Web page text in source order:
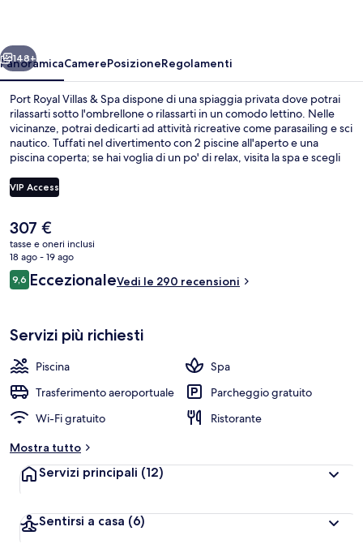
Avanti
148+
PanoramicaCamerePosizioneRegolamenti
Port Royal Villas & Spa dispone di una spiaggia privata dove potrai
rilassarti sotto l'ombrellone o rilassarti in un comodo lettino. Nelle
vicinanze, potrai dedicarti ad attività ricreative come parasailing e sci
nautico. Tuffati nel divertimento con 2 piscine all'aperto e una
piscina coperta; se hai voglia di un po' di relax, visita la spa e scegli
uno dei 4 ristoranti in loco, propone cucina internazionale e serve la
colazione, il pranzo e la cena. Gli altri punti di forza di questo hotel di
river. Altri viaggiatori apprezzano il personale gentile della struttura.
VIP Access
Il
prezzo
attuale
è
307 €
307 €
tasse e oneri inclusi
18 ago - 19 ago
Recensioni
9,69,6 su 10
EccezionaleVedi le 290 recensioni
Servizi più richiesti
Piscina
Spa
Trasferimento aeroportuale
Parcheggio gratuito
Wi-Fi gratuito
Ristorante
Mostra tutto
Servizi principali (12)
Sentirsi a casa (6)